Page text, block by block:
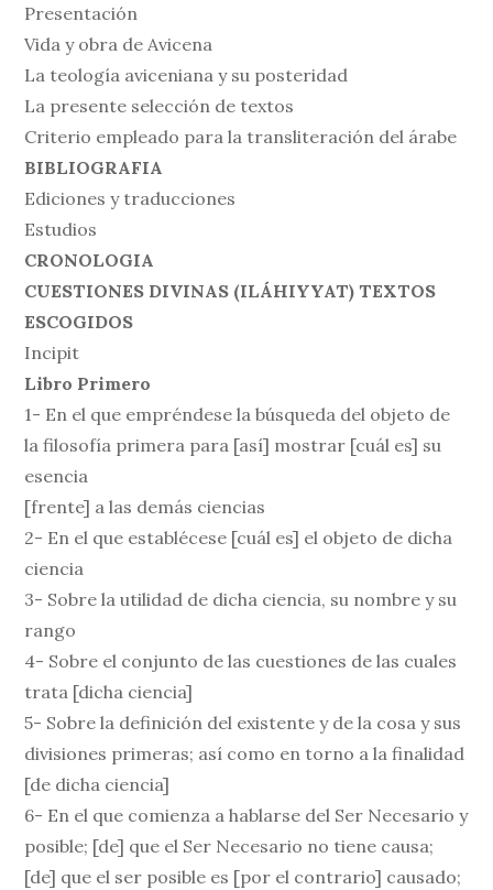
Presentación
Vida y obra de Avicena
La teología aviceniana y su posteridad
La presente selección de textos
Criterio empleado para la transliteración del árabe
BIBLIOGRAFIA
Ediciones y traducciones
Estudios
CRONOLOGIA
CUESTIONES DIVINAS (ILÁHIYYAT) TEXTOS
ESCOGIDOS
Incipit
Libro Primero
1- En el que empréndese la búsqueda del objeto de
la filosofía primera para [así] mostrar [cuál es] su
esencia
[frente] a las demás ciencias
2- En el que establécese [cuál es] el objeto de dicha
ciencia
3- Sobre la utilidad de dicha ciencia, su nombre y su
rango
4- Sobre el conjunto de las cuestiones de las cuales
trata [dicha ciencia]
5- Sobre la definición del existente y de la cosa y sus
divisiones primeras; así como en torno a la finalidad
[de dicha ciencia]
6- En el que comienza a hablarse del Ser Necesario y
posible; [de] que el Ser Necesario no tiene causa;
[de] que el ser posible es [por el contrario] causado;